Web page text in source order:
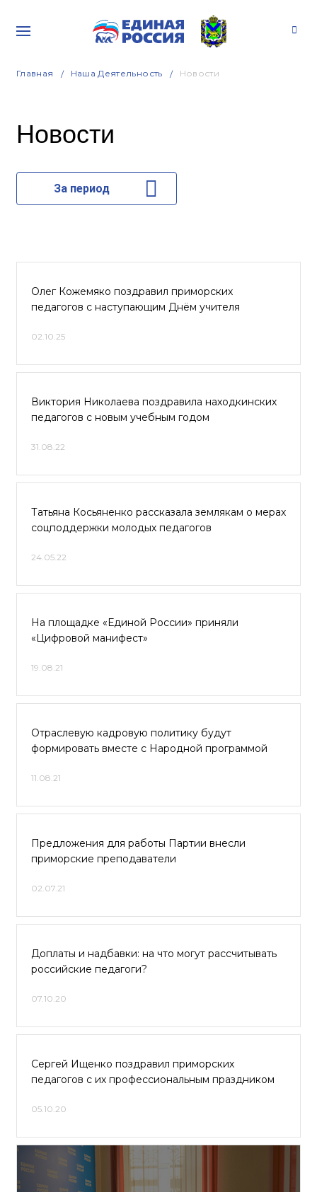
Главная Наша Деятельность Новости
Новости
За период
Олег Кожемяко поздравил приморских
педагогов с наступающим Днём учителя
02.10.25
Виктория Николаева поздравила находкинских
педагогов с новым учебным годом
31.08.22
Татьяна Косьяненко рассказала землякам о мерах
соцподдержки молодых педагогов
24.05.22
На площадке «Единой России» приняли
«Цифровой манифест»
19.08.21
Отраслевую кадровую политику будут
формировать вместе с Народной программой
11.08.21
Предложения для работы Партии внесли
приморские преподаватели
02.07.21
Доплаты и надбавки: на что могут рассчитывать
российские педагоги?
07.10.20
Сергей Ищенко поздравил приморских
педагогов с их профессиональным праздником
05.10.20